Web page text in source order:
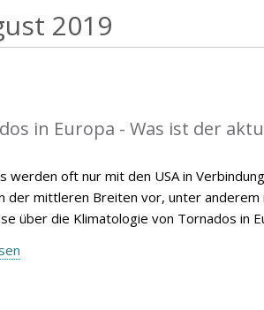
2019
in Europa - Was ist der
werden oft nur mit den USA in
der mittleren Breiten vor, unter
über die Klimatologie von Tornados in